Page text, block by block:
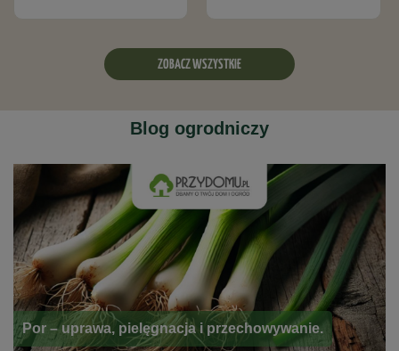
ZOBACZ WSZYSTKIE
Blog ogrodniczy
Por – uprawa, pielęgnacja i przechowywanie.